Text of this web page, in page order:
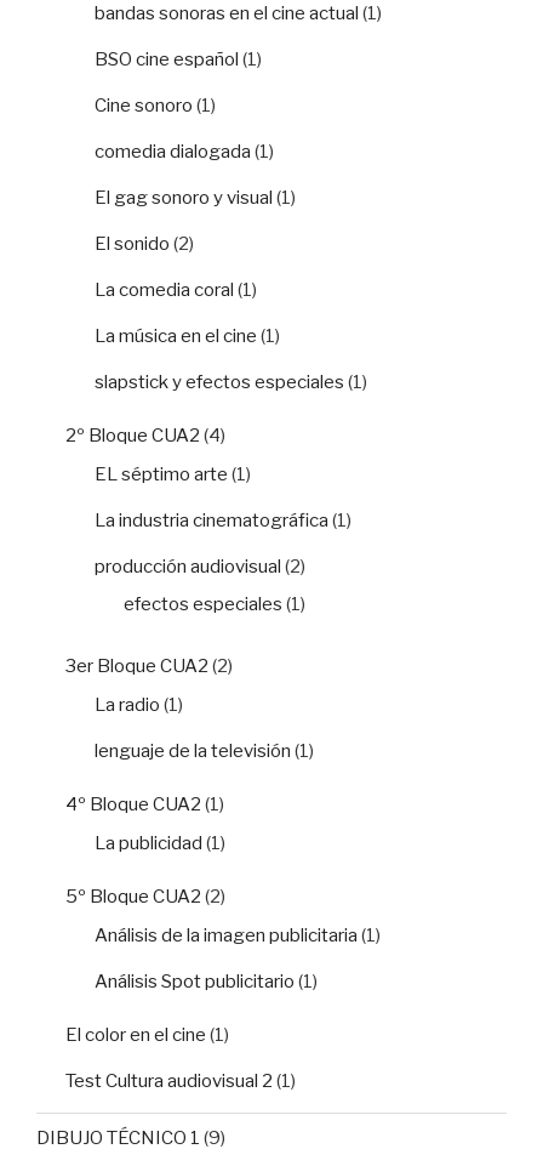
bandas sonoras en el cine actual (1)
BSO cine español (1)
Cine sonoro (1)
comedia dialogada (1)
El gag sonoro y visual (1)
El sonido (2)
La comedia coral (1)
La música en el cine (1)
slapstick y efectos especiales (1)
2º Bloque CUA2 (4)
EL séptimo arte (1)
La industria cinematográfica (1)
producción audiovisual (2)
efectos especiales (1)
3er Bloque CUA2 (2)
La radio (1)
lenguaje de la televisión (1)
4º Bloque CUA2 (1)
La publicidad (1)
5º Bloque CUA2 (2)
Análisis de la imagen publicitaria (1)
Análisis Spot publicitario (1)
El color en el cine (1)
Test Cultura audiovisual 2 (1)
DIBUJO TÉCNICO 1 (9)